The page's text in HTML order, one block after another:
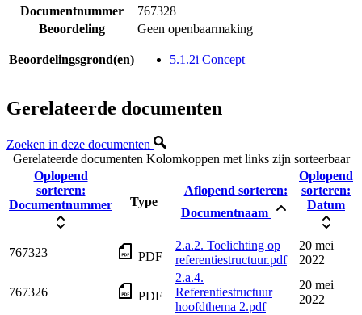
Documentnummer
767328
Beoordeling
Geen openbaarmaking
Beoordelingsgrond(en) 5.1.2i Concept
Gerelateerde documenten
Zoeken in deze documenten
Gerelateerde documenten Kolomkoppen met links zijn sorteerbaar
Oplopend
sorteren:
Documentnummer
Type
Aflopend sorteren:
Documentnaam
Oplopend
sorteren:
Datum
767323 PDF
2.a.2. Toelichting op
referentiestructuur.pdf
20 mei
2022
767326 PDF
2.a.4.
Referentiestructuur
hoofdthema 2.pdf
20 mei
2022